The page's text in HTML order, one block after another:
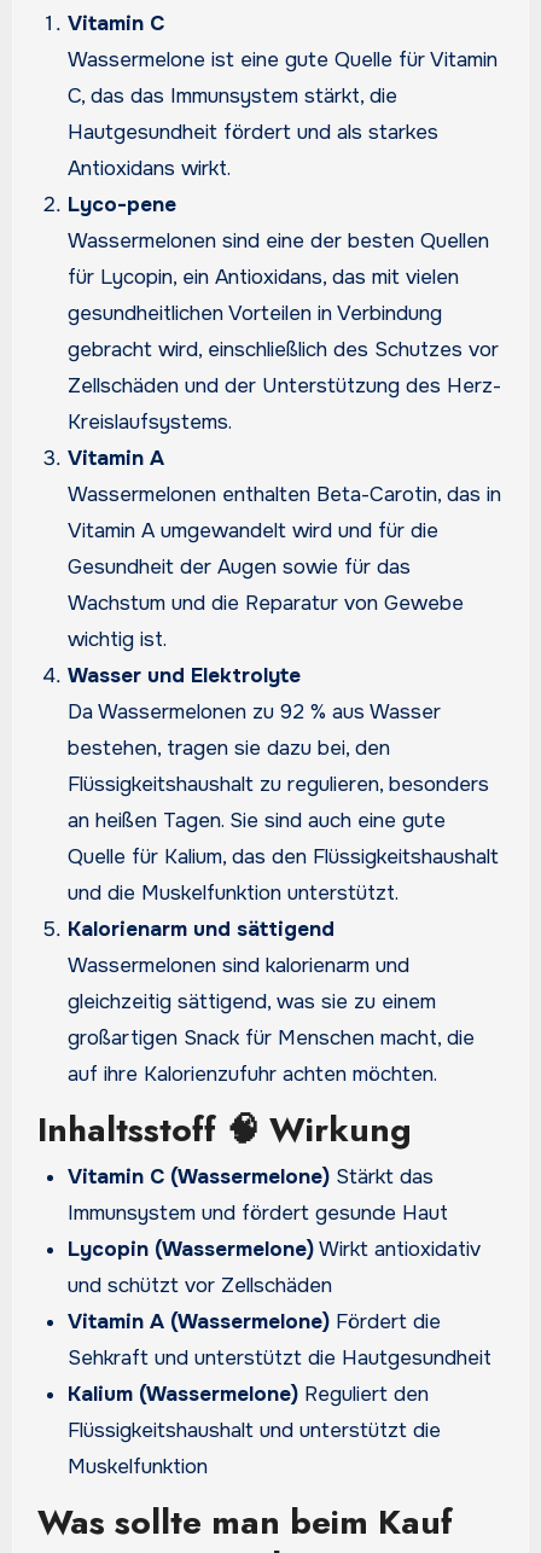
Vitamin C
Wassermelone ist eine gute Quelle für Vitamin
C, das das Immunsystem stärkt, die
Hautgesundheit fördert und als starkes
Antioxidans wirkt.
Lyco-pene
Wassermelonen sind eine der besten Quellen
für Lycopin, ein Antioxidans, das mit vielen
gesundheitlichen Vorteilen in Verbindung
gebracht wird, einschließlich des Schutzes vor
Zellschäden und der Unterstützung des Herz-
Kreislaufsystems.
Vitamin A
Wassermelonen enthalten Beta-Carotin, das in
Vitamin A umgewandelt wird und für die
Gesundheit der Augen sowie für das
Wachstum und die Reparatur von Gewebe
wichtig ist.
Wasser und Elektrolyte
Da Wassermelonen zu 92 % aus Wasser
bestehen, tragen sie dazu bei, den
Flüssigkeitshaushalt zu regulieren, besonders
an heißen Tagen. Sie sind auch eine gute
Quelle für Kalium, das den Flüssigkeitshaushalt
und die Muskelfunktion unterstützt.
Kalorienarm und sättigend
Wassermelonen sind kalorienarm und
gleichzeitig sättigend, was sie zu einem
großartigen Snack für Menschen macht, die
auf ihre Kalorienzufuhr achten möchten.
Inhaltsstoff 🧠 Wirkung
Vitamin C (Wassermelone) Stärkt das
Immunsystem und fördert gesunde Haut
Lycopin (Wassermelone)Wirkt antioxidativ
und schützt vor Zellschäden
Vitamin A (Wassermelone) Fördert die
Sehkraft und unterstützt die Hautgesundheit
Kalium (Wassermelone) Reguliert den
Flüssigkeitshaushalt und unterstützt die
Muskelfunktion
Was sollte man beim Kauf